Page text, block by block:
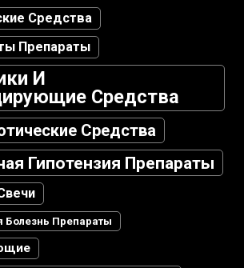
Средства
Препараты
И
Средства
Средства
Гипотензия Препараты
Болезнь Препараты